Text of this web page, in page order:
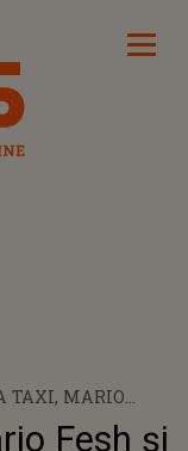
TAXI, MARIO
PE SCENA
Fesh şi